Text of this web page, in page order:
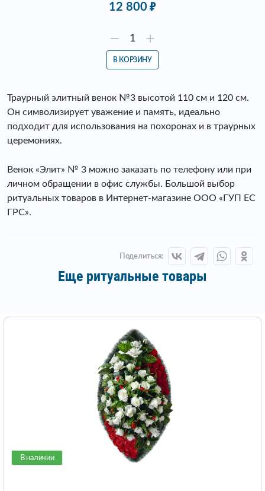
12 800
В КОРЗИНУ
Траурный элитный венок №3 высотой 110 см и 120 см.
Он символизирует уважение и память, идеально
подходит для использования на похоронах и в траурных
церемониях.
Венок «Элит» № 3 можно заказать по телефону или при
личном обращении в офис службы. Большой выбор
ритуальных товаров в Интернет-магазине ООО «ГУП ЕС
ГРС».
Поделиться:
Еще ритуальные товары
В наличии